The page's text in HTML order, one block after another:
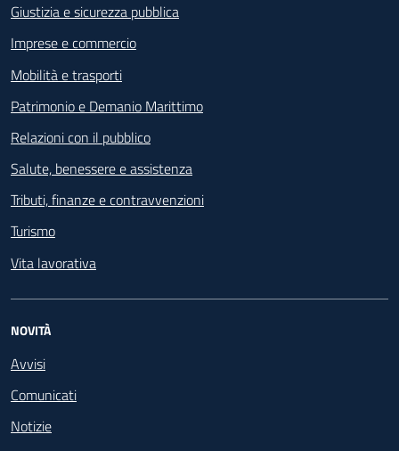
Giustizia e sicurezza pubblica
Imprese e commercio
Mobilità e trasporti
Patrimonio e Demanio Marittimo
Relazioni con il pubblico
Salute, benessere e assistenza
Tributi, finanze e contravvenzioni
Turismo
Vita lavorativa
NOVITÀ
Avvisi
Comunicati
Notizie